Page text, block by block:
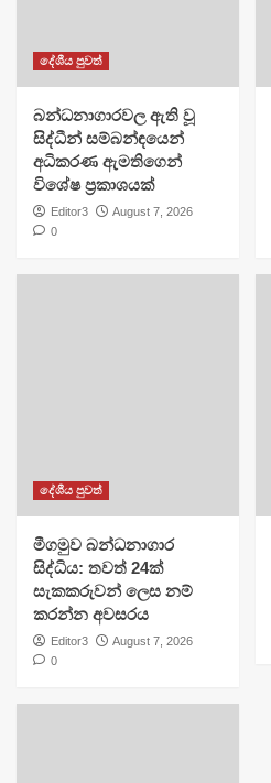
දේශීය පුවත්
බන්ධනාගාරවල ඇති වූ
සිද්ධීන් සම්බන්ඳයෙන්
අධිකරණ ඇමතිගෙන්
විශේෂ ප්‍රකාශයක්
Editor3
August 7, 2026
0
දේශීය පුවත්
මීගමුව බන්ධනාගාර
සිද්ධිය: තවත් 24ක්
සැකකරුවන් ලෙස නම්
කරන්න අවසරය
Editor3
August 7, 2026
0